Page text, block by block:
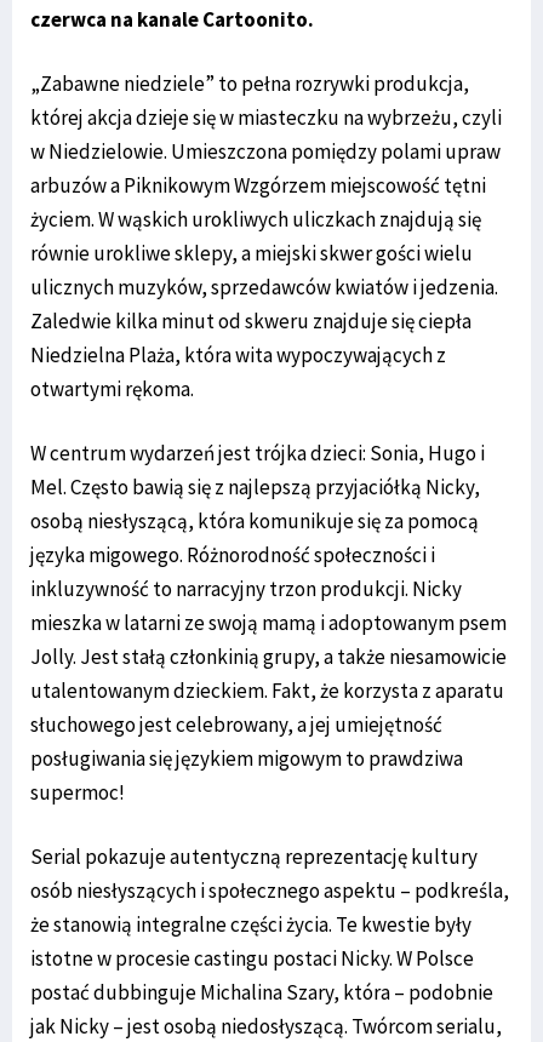
czerwca na kanale Cartoonito.
„Zabawne niedziele” to pełna rozrywki produkcja,
której akcja dzieje się w miasteczku na wybrzeżu, czyli
w Niedzielowie. Umieszczona pomiędzy polami upraw
arbuzów a Piknikowym Wzgórzem miejscowość tętni
życiem. W wąskich urokliwych uliczkach znajdują się
równie urokliwe sklepy, a miejski skwer gości wielu
ulicznych muzyków, sprzedawców kwiatów i jedzenia.
Zaledwie kilka minut od skweru znajduje się ciepła
Niedzielna Plaża, która wita wypoczywających z
otwartymi rękoma.
W centrum wydarzeń jest trójka dzieci: Sonia, Hugo i
Mel. Często bawią się z najlepszą przyjaciółką Nicky,
osobą niesłyszącą, która komunikuje się za pomocą
języka migowego. Różnorodność społeczności i
inkluzywność to narracyjny trzon produkcji. Nicky
mieszka w latarni ze swoją mamą i adoptowanym psem
Jolly. Jest stałą członkinią grupy, a także niesamowicie
utalentowanym dzieckiem. Fakt, że korzysta z aparatu
słuchowego jest celebrowany, a jej umiejętność
posługiwania się językiem migowym to prawdziwa
supermoc!
Serial pokazuje autentyczną reprezentację kultury
osób niesłyszących i społecznego aspektu – podkreśla,
że stanowią integralne części życia. Te kwestie były
istotne w procesie castingu postaci Nicky. W Polsce
postać dubbinguje Michalina Szary, która – podobnie
jak Nicky – jest osobą niedosłyszącą. Twórcom serialu,